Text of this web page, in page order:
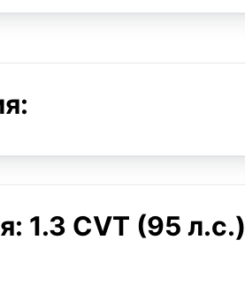
1.3 CVT (95 л.с.)